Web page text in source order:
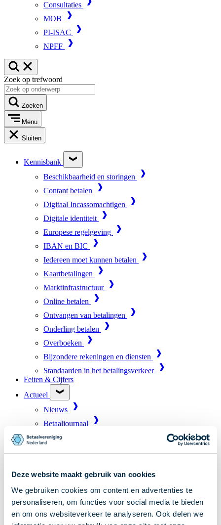
Deze website maakt gebruik van cookies
We gebruiken cookies om content en advertenties te
personaliseren, om functies voor social media te bieden
en om ons websiteverkeer te analyseren. Ook delen we
Consultaties
MOB
PI-ISAC
NPFF
Zoek op trefwoord
Zoeken
Menu
Sluiten
Kennisbank
Beschikbaarheid en storingen
Contant betalen
Digitaal Incassomachtigen
Digitale identiteit
Europese regelgeving
IBAN en BIC
Iedereen moet kunnen betalen
Kaartbetalingen
Marktinfrastructuur
Online betalen
Ontvangen van betalingen
Onderling betalen
Overboeken
Bijzondere rekeningen en diensten
Standaarden in het betalingsverkeer
Feiten & Cijfers
Actueel
Nieuws
Betaaljournaal
Publicaties
Jaarcongres 2026
Vereniging
Partners en stakeholders